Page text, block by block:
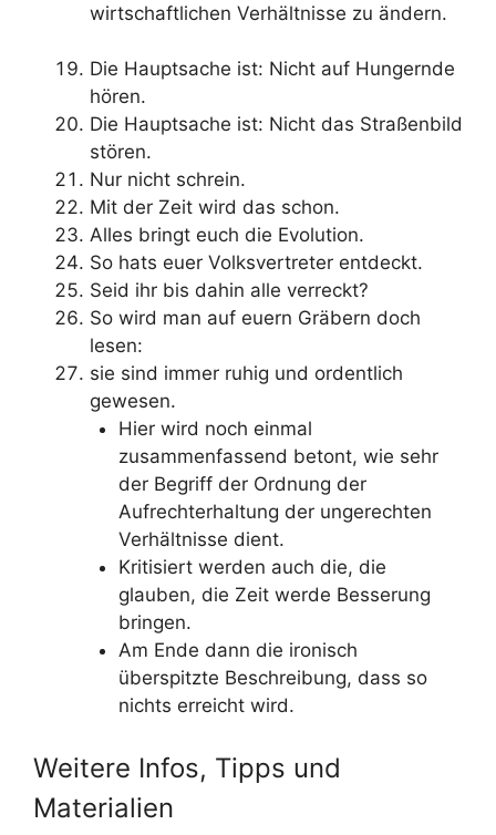
wirtschaftlichen Verhältnisse zu ändern.
Die Hauptsache ist: Nicht auf Hungernde
hören.
Die Hauptsache ist: Nicht das Straßenbild
stören.
Nur nicht schrein.
Mit der Zeit wird das schon.
Alles bringt euch die Evolution.
So hats euer Volksvertreter entdeckt.
Seid ihr bis dahin alle verreckt?
So wird man auf euern Gräbern doch
lesen:
sie sind immer ruhig und ordentlich
gewesen.
Hier wird noch einmal
zusammenfassend betont, wie sehr
der Begriff der Ordnung der
Aufrechterhaltung der ungerechten
Verhältnisse dient.
Kritisiert werden auch die, die
glauben, die Zeit werde Besserung
bringen.
Am Ende dann die ironisch
überspitzte Beschreibung, dass so
nichts erreicht wird.
Weitere Infos, Tipps und
Materialien